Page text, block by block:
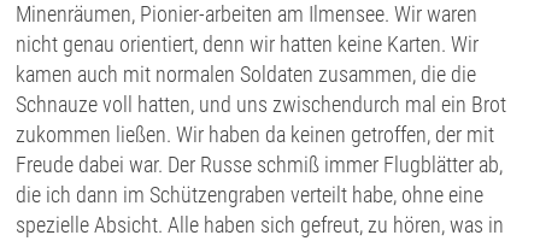
Minenräumen, Pionier-arbeiten am Ilmensee. Wir waren
nicht genau orientiert, denn wir hatten keine Karten. Wir
kamen auch mit normalen Soldaten zusammen, die die
Schnauze voll hatten, und uns zwischendurch mal ein Brot
zukommen ließen. Wir haben da keinen getroffen, der mit
Freude dabei war. Der Russe schmiß immer Flugblätter ab,
die ich dann im Schützengraben verteilt habe, ohne eine
spezielle Absicht. Alle haben sich gefreut, zu hören, was in